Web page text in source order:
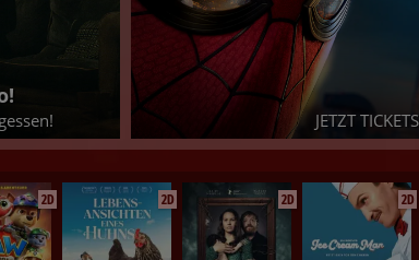
PAW
Seid Ihr bereit für ein dino-starkes
Eure
2D 2D 2D 2D